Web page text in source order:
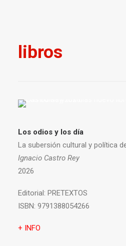
libros
Los odios y los día
La subersión cultural y política
Ignacio Castro Rey
2026
Editorial: PRETEXTOS
ISBN: 9791388054266
+ INFO